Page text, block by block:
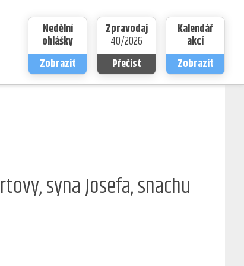
Nedělní
ohlášky
Zobrazit
Zpravodaj
40/2026
Přečíst
Kalendář
akcí
Zobrazit
syna Josefa, snachu